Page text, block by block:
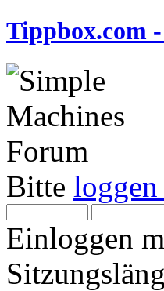
Tippbox.com
Bitte
Einloggen